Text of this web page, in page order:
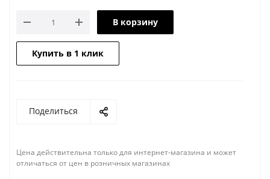
В корзину
Купить в 1 клик
Поделиться
Цена действительна только для интернет-магазина и может
отличаться от цен в розничных магазинах